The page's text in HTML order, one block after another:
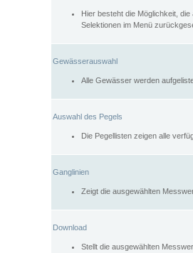
Hier besteht die Möglichkeit,
Selektionen im Menü
Gewässerauswahl
Alle Gewässer werden
Auswahl des Pegels
Die Pegellisten zeigen alle
Ganglinien
Zeigt die ausgewählten
Download
Stellt die ausgewählten